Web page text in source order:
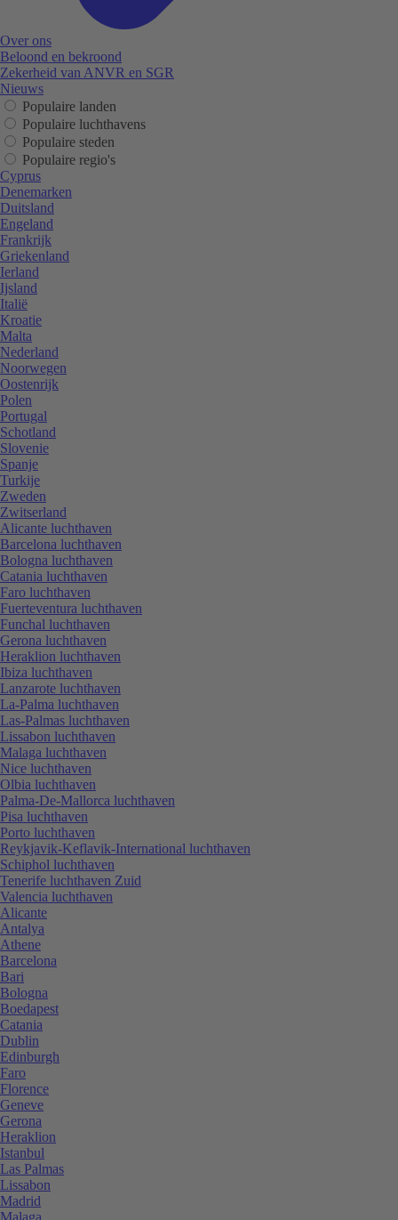
Over ons
Beloond en bekroond
Zekerheid van ANVR en SGR
Nieuws
Populaire landen
Populaire luchthavens
Populaire steden
Populaire regio's
Cyprus
Denemarken
Duitsland
Engeland
Frankrijk
Griekenland
Ierland
Ijsland
Italië
Kroatie
Malta
Nederland
Noorwegen
Oostenrijk
Polen
Portugal
Schotland
Slovenie
Spanje
Turkije
Zweden
Zwitserland
Alicante luchthaven
Barcelona luchthaven
Bologna luchthaven
Catania luchthaven
Faro luchthaven
Fuerteventura luchthaven
Funchal luchthaven
Gerona luchthaven
Heraklion luchthaven
Ibiza luchthaven
Lanzarote luchthaven
La-Palma luchthaven
Las-Palmas luchthaven
Lissabon luchthaven
Malaga luchthaven
Nice luchthaven
Olbia luchthaven
Palma-De-Mallorca luchthaven
Pisa luchthaven
Porto luchthaven
Reykjavik-Keflavik-International luchthaven
Schiphol luchthaven
Tenerife luchthaven Zuid
Valencia luchthaven
Alicante
Antalya
Athene
Barcelona
Bari
Bologna
Boedapest
Catania
Dublin
Edinburgh
Faro
Florence
Geneve
Gerona
Heraklion
Istanbul
Las Palmas
Lissabon
Madrid
Malaga